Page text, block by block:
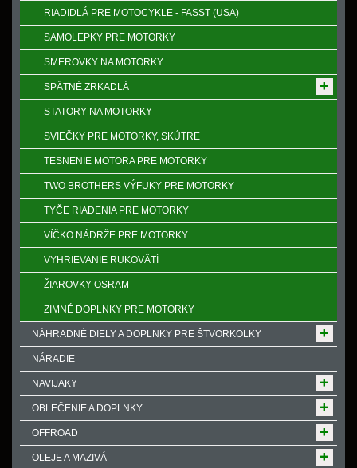
RIADIDLÁ PRE MOTOCYKLE - FASST (USA)
SAMOLEPKY PRE MOTORKY
SMEROVKY NA MOTORKY
SPӒTNÉ ZRKADLÁ
STATORY NA MOTORKY
SVIEČKY PRE MOTORKY, SKÚTRE
TESNENIE MOTORA PRE MOTORKY
TWO BROTHERS VÝFUKY PRE MOTORKY
TYČE RIADENIA PRE MOTORKY
VÍČKO NÁDRŽE PRE MOTORKY
VYHRIEVANIE RUKOVӒTÍ
ŽIAROVKY OSRAM
ZIMNÉ DOPLNKY PRE MOTORKY
NÁHRADNÉ DIELY A DOPLNKY PRE ŠTVORKOLKY
NÁRADIE
NAVIJAKY
OBLEČENIE A DOPLNKY
OFFROAD
OLEJE A MAZIVÁ